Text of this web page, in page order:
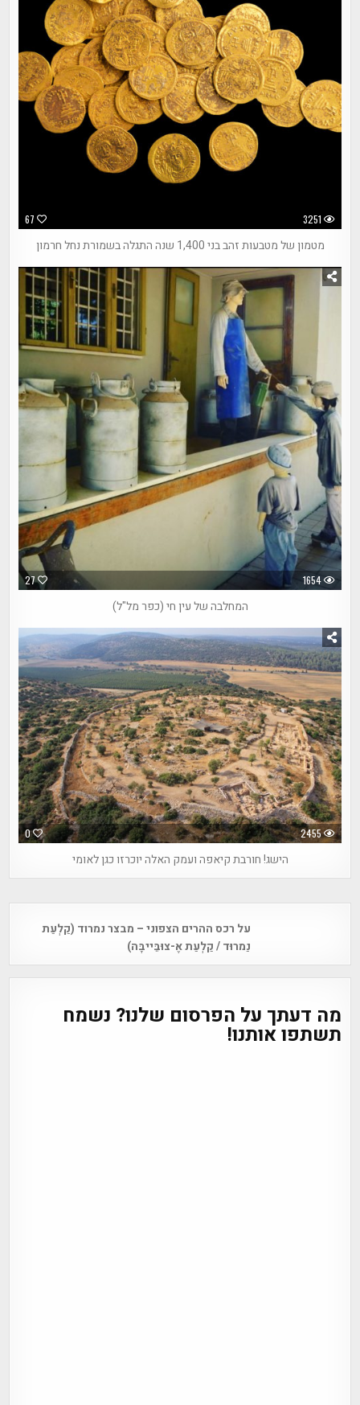
67 3251
מטמון של מטבעות זהב בני 1,400 שנה התגלה בשמורת נחל חרמון
27 1654
המחלבה של עין חי (כפר מל"ל)
0 2455
הישג! חורבת קיאפה ועמק האלה יוכרזו כגן לאומי
navigationעל רכס ההרים הצפוני – מבצר נמרוד (קַלְעַת
נַמרוּד / קַלְעַת אֶ-צוּבֵּייבָּה)
מה דעתך על הפרסום שלנו? נשמח
תשתפו אותנו!